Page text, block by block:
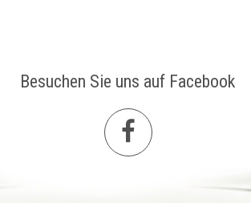
Besuchen Sie uns auf Facebook